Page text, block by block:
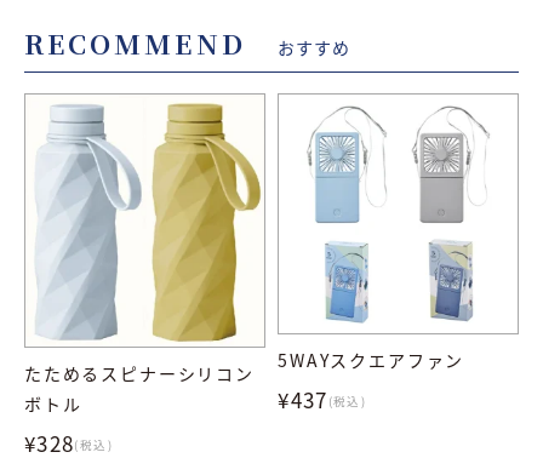
RECOMMEND おすすめ
たためるスピナーシリコン
ボトル
¥328(税込)
5WAYスクエアファン
¥437 (税込)